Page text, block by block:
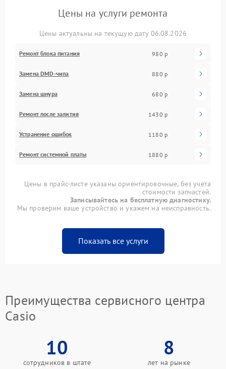
Цены на услуги ремонта
Цены актуальны на текущую дату 06.08.2026
Ремонт блока питания 980 р
Замена DMD-чипа 880 р
Замена шнура 680 р
Ремонт после залития 1430 р
Устранение ошибок 1180 р
Ремонт системной платы 1880 р
Цены в прайс-листе указаны ориентировочные, без учета
стоимости запчастей.
Записывайтесь на бесплатную диагностику.
Мы проверим ваше устройство и укажем на неисправность.
Показать все услуги
Преимущества сервисного центра
Casio
10
сотрудников в штате
8
лет на рынке